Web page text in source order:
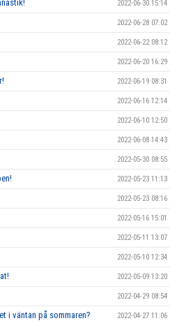
2022-06-30 15:14
2022-06-28 07:02
2022-06-22 08:12
2022-06-20 16:29
2022-06-19 08:31
2022-06-16 12:14
2022-06-10 12:50
2022-06-08 14:43
2022-05-30 08:55
2022-05-23 11:13
2022-05-23 08:16
2022-05-16 15:01
2022-05-11 13:07
2022-05-10 12:34
2022-05-09 13:20
2022-04-29 08:54
i väntan på sommaren? 2022-04-27 11:06